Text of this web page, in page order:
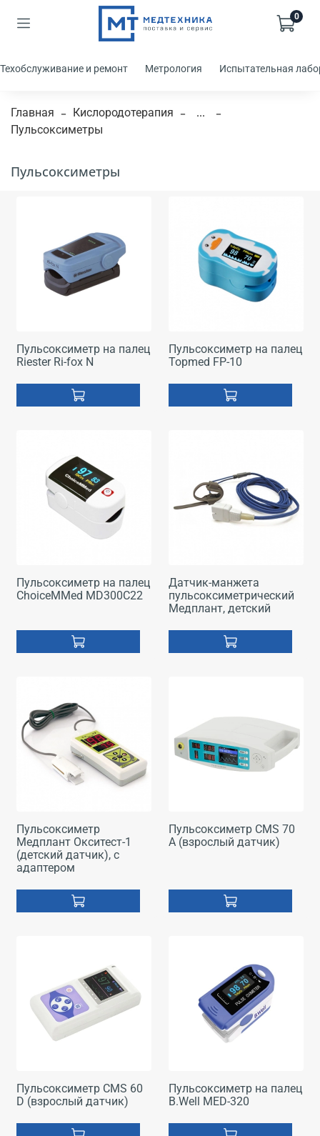
0
Техобслуживание и ремонт Метрология Испытательная
Главная Кислородотерапия
...
Пульсоксиметры
Пульсоксиметры
Пульсоксиметр на палец
Riester Ri-fox N
Пульсоксиметр на палец
Topmed FP-10
Пульсоксиметр на палец
ChoiceMMed MD300C22
Датчик-манжета
пульсоксиметрический
Медплант, детский
Пульсоксиметр
Медплант Окситест-1
(детский датчик), с
адаптером
Пульсоксиметр CMS 70
А (взрослый датчик)
Пульсоксиметр CMS 60
D (взрослый датчик)
Пульсоксиметр на палец
B.Well MED-320